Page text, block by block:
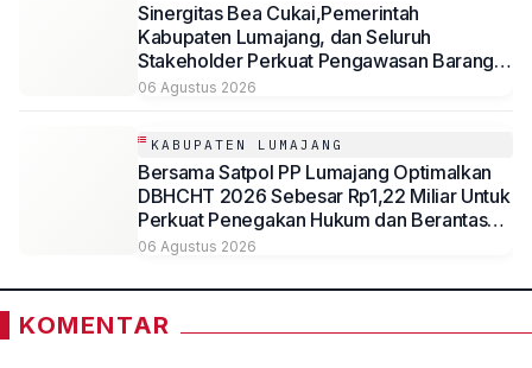
Sinergitas Bea Cukai,Pemerintah
Kabupaten Lumajang, dan Seluruh
Stakeholder Perkuat Pengawasan Barang
Kena Cukai Ilegal Melalui Pemanfaatan
06 Agustus 2026
KABUPATEN LUMAJANG
Bersama Satpol PP Lumajang Optimalkan
DBHCHT 2026 Sebesar Rp1,22 Miliar Untuk
Perkuat Penegakan Hukum dan Berantas
Rokok Ilegal
06 Agustus 2026
KOMENTAR